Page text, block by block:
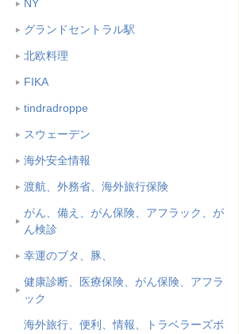
NY
グランドセントラル駅
北欧料理
FIKA
tindradroppe
スウェーデン
海外安全情報
渡航、外務省、海外旅行保険
がん、備え、がん保険、アフラック、が
ん検診
幸運のブタ、豚、
健康診断、医療保険、がん保険、アフラ
ック
海外旅行、便利、情報、トラベラーズボ